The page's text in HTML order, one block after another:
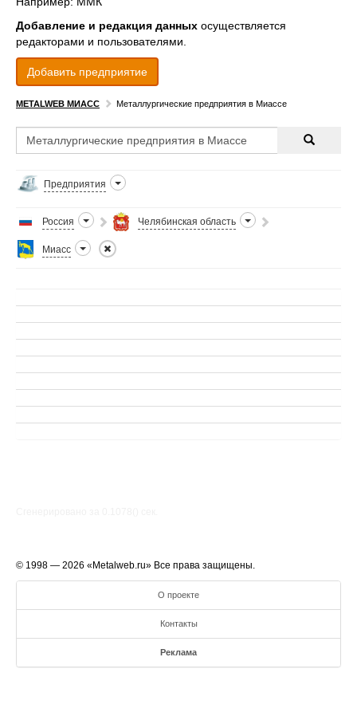
Добавление и редакция данных осуществляется
редакторами и пользователями.
Добавить предприятие
METALWEB МИАСС Металлургические предприятия в Миассе
Предприятия
Россия Челябинская область
Миасс
© 1998 — 2026 «Metalweb.ru» Все права защищены.
О проекте
Контакты
Реклама